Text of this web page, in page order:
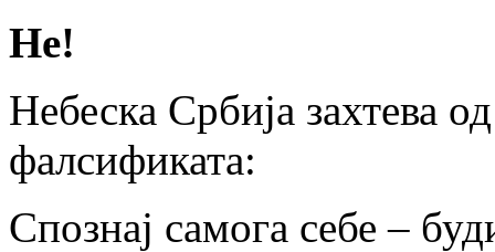
Не!
Небеска Србија захтева
фалсификата:
Спознај самога себе –